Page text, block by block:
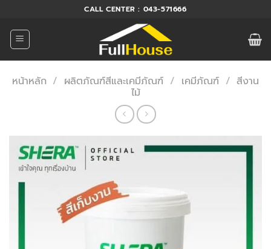
ยัง
เนื้อหา
CALL CENTER : 043-571666
หน้าหลัก / ผลิตภัณฑ์สีและเคมีภัณฑ์ / เคมีภัณฑ์ / สีงาน
ไม้